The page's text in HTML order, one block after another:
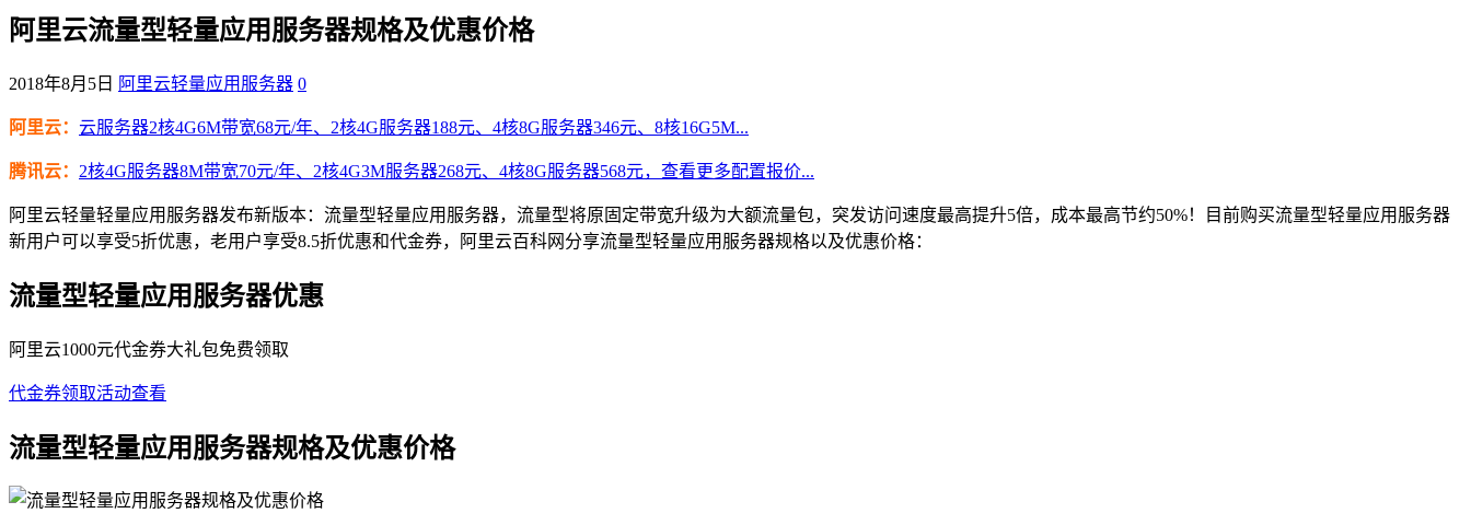
阿里云流量型轻量应用服务器规格及优惠价格
2018年8月5日 阿里云轻量应用服务器 0
阿里云： 云服务器2核4G6M带宽68元/年、2核4G服务器188元、4核8G服务器346元、8核16G5M...
腾讯云： 2核4G服务器8M带宽70元/年、2核4G3M服务器268元、4核8G服务器568元，查看更多配置报价...
阿里云轻量轻量应用服务器发布新版本：流量型轻量应用服务器，流量型将原固定带宽升级为大额流量包，突发访问速度最高提升5倍，成本最高节约50%！目前购买流量型轻量应用服务器
新用户可以享受5折优惠，老用户享受8.5折优惠和代金券，阿里云百科网分享流量型轻量应用服务器规格以及优惠价格：
流量型轻量应用服务器优惠
阿里云1000元代金券大礼包免费领取
代金券领取活动查看
流量型轻量应用服务器规格及优惠价格